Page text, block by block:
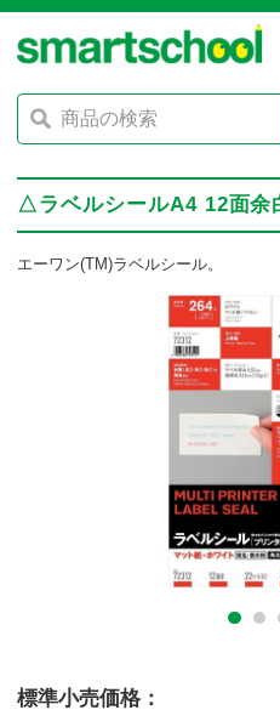
△ラベルシールA4 12面余
エーワン(TM)ラベルシール。
標準小売価格：